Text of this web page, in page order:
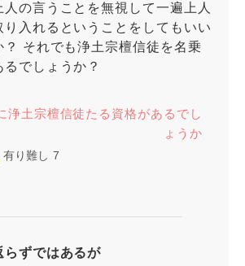
人の言うことを無視して一遍上人
り入れるということをしてもいい
？ それでも浄土宗檀信徒を名乗
るでしょうか？
浄土宗檀信徒たる資格があるでし
ょうか
有り難し 7
らずではあるが